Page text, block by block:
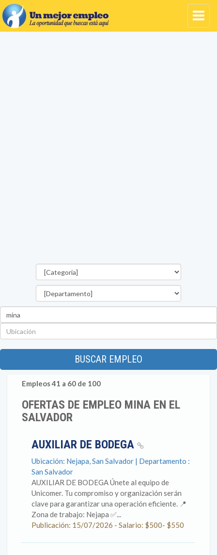
BUSCAR EMPLEO
Empleos 41 a 60 de 100
OFERTAS DE EMPLEO MINA EN EL
SALVADOR
AUXILIAR DE BODEGA
Ubicación: Nejapa, San Salvador | Departamento :
San Salvador
AUXILIAR DE BODEGA Únete al equipo de
Unicomer. Tu compromiso y organización serán
clave para garantizar una operación eficiente. 📍
Zona de trabajo: Nejapa ✅...
Publicación: 15/07/2026 - Salario: $500- $550